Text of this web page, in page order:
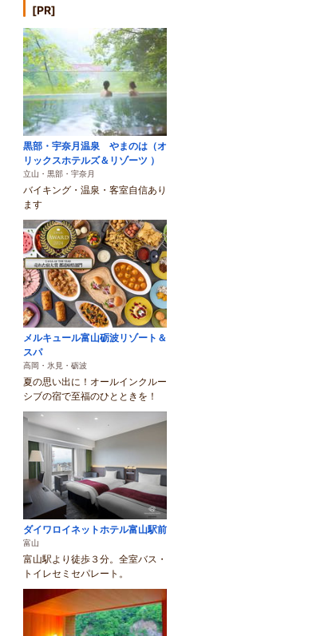
[PR]
黒部・宇奈月温泉 やまのは（オ
リックスホテルズ＆リゾーツ ）
立山・黒部・宇奈月
バイキング・温泉・客室自信あり
ます
メルキュール富山砺波リゾート＆
スパ
高岡・氷見・砺波
夏の思い出に！オールインクルー
シブの宿で至福のひとときを！
ダイワロイネットホテル富山駅前
富山
富山駅より徒歩３分。全室バス・
トイレセミセパレート。